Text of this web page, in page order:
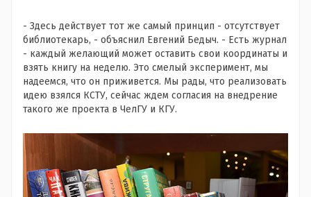
- Здесь действует тот же самый принцип - отсутствует
библиотекарь, - объяснил Евгений Бедыч. - Есть журнал
- каждый желающий может оставить свои координаты и
взять книгу на неделю. Это смелый эксперимент, мы
надеемся, что он приживется. Мы рады, что реализовать
идею взялся КСТУ, сейчас ждем согласия на внедрение
такого же проекта в ЧелГУ и КГУ.